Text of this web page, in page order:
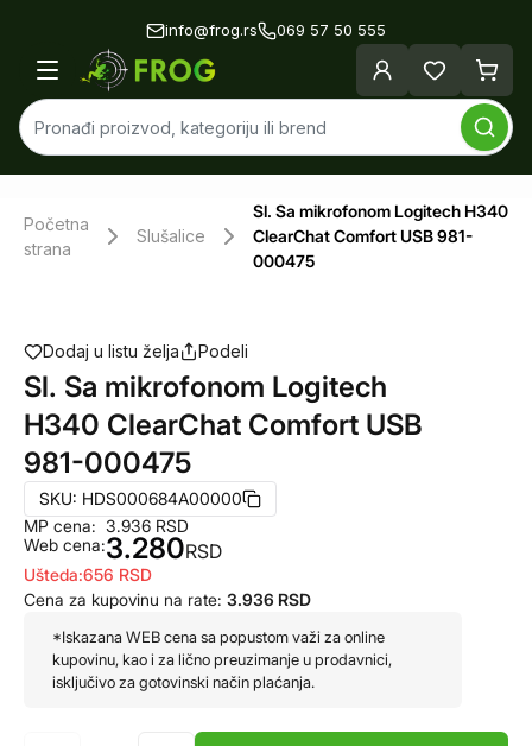
info@frog.rs 069 57 50 555
Početna
strana
Slušalice
Sl. Sa mikrofonom Logitech H340
ClearChat Comfort USB 981-
000475
Dodaj u listu želja Podeli
Sl. Sa mikrofonom Logitech
H340 ClearChat Comfort USB
981-000475
SKU: HDS000684A00000
MP cena:
Web cena:
3.936 RSD
3.280RSD
Ušteda:656 RSD
Cena za kupovinu na rate: 3.936 RSD
*Iskazana WEB cena sa popustom važi za online
kupovinu, kao i za lično preuzimanje u prodavnici,
isključivo za gotovinski način plaćanja.